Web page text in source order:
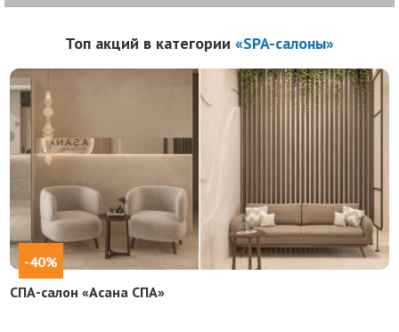
Топ акций в категории «SPA-салоны»
-40%
СПА-салон «Асана СПА»